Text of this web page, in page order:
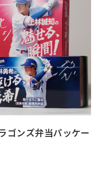
ンズ弁当パッケー